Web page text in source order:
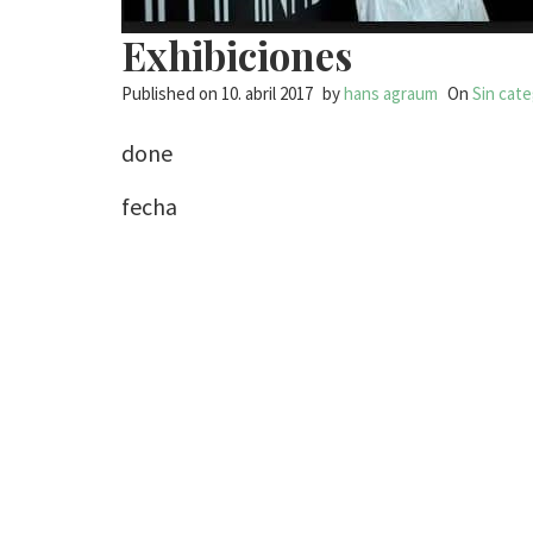
Exhibiciones
Published on 10. abril 2017 byhans agraum On Sin
done
fecha